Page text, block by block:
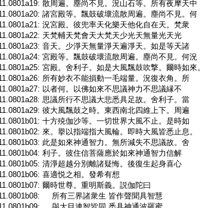
散周遍。塵尚不見。況山石等。所有夜摩天中
諸宮殿等。飄鼓破壞流散周遍。塵尚不見。何
況宮殿。彼兜率天化樂天他化自在天。梵衆
天梵輔天梵會天大梵天少光天無量光天光
音天。少淨天無量淨天遍淨天。如是等天諸
宮殿等。飄鼓破壞流散周遍。塵尚不見。何況
宮殿。舍利子。如是大風飄鼓吹撃。爾時如來。
所有妙衣不能損動一毛端量。況復衣角。所
以者何。以佛如來不思議神力不思議縁不
思議所行不思議大悲悉具足故。舍利子。當
彼大風飄鼓之時。東西南北四維上下。周遍
十方殑伽沙等。一切世界大風不止。是時如
來。擧以指端指大風輪。即時大風皆悉止息。
此是如來神通智力。無所減失不思議故。舍
利子。彼住信菩薩應於如來神通智力信解
清淨超越分別離諸疑悔。後復生起身喜心
喜適悦之相。發希有想
爾時世尊。重明斯義。説伽陀曰
所有三界諸衆生 皆作聲聞具智慧